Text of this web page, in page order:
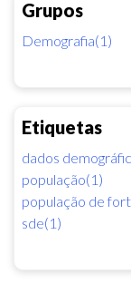
Grupos
Demografia(1)
Etiquetas
dados
população(1)
população de
sde(1)